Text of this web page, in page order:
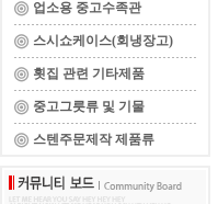
업소용 중고수족관
스시쇼케이스(회냉장고)
횟집 관련 기타제품
중고그릇류 및 기물
스텐주문제작 제품류